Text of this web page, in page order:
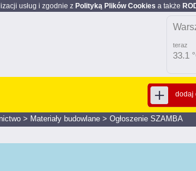
usług i zgodnie z Polityką Plików Cookies a także
teraz
33.1
dodaj
> Materiały budowlane > Ogłoszenie SZAMBA